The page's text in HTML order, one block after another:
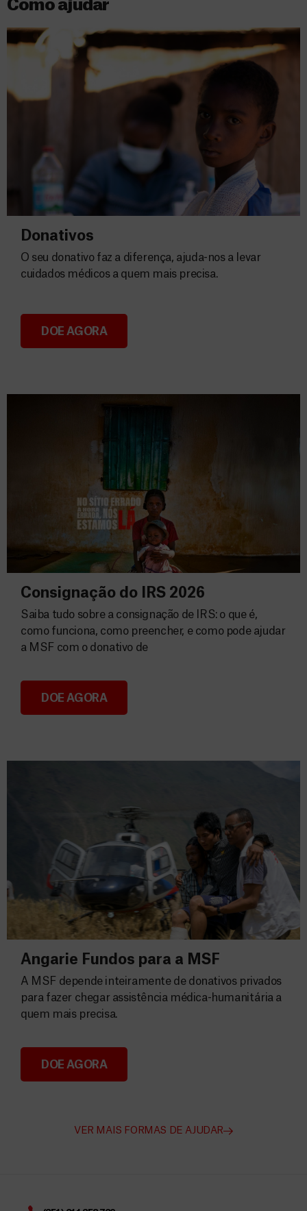
Como ajudar
Donativos
Donativos
O seu donativo faz a diferença, ajuda-nos a levar
cuidados médicos a quem mais precisa.
DOE AGORA
Consignação do IRS 2026
Consignação do IRS 2026
Saiba tudo sobre a consignação de IRS: o que é,
como funciona, como preencher, e como pode ajudar
a MSF com o donativo de
DOE AGORA
Angarie Fundos para a MSF
Angarie Fundos para a MSF
A MSF depende inteiramente de donativos privados
para fazer chegar assistência médica-humanitária a
quem mais precisa.
DOE AGORA
VER MAIS FORMAS DE AJUDAR